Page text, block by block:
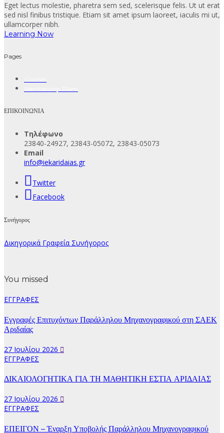
Eget lectus molestie, pharetra sem sed, scelerisque felis. Ut ut erat
sed nisl finibus tristique. Etiam sit amet ipsum laoreet, iaculis mi ut,
ullamcorper nibh.
Learning Now
Pages
ΕΠΙΚΟΙΝΩΝΙΑ
Τηλέφωνο
23840-24927, 23843-05072, 23843-05073
Email
info@iekaridaias.gr
Twitter
Facebook
Συνήγορος
Δικηγορικά Γραφεία Συνήγορος
You missed
ΕΓΓΡΑΦΕΣ
Εγγραφές Επιτυχόντων Παράλληλου Μηχανογραφικού στη ΣΑΕΚ
Αριδαίας
27 Ιουλίου 2026
ΕΓΓΡΑΦΕΣ
ΔΙΚΑΙΟΛΟΓΗΤΙΚΑ ΓΙΑ ΤΗ ΜΑΘΗΤΙΚΗ ΕΣΤΙΑ ΑΡΙΔΑΙΑΣ
27 Ιουλίου 2026
ΕΓΓΡΑΦΕΣ
ΕΠΕΙΓΟΝ – Έναρξη Υποβολής Παράλληλου Μηχανογραφικού